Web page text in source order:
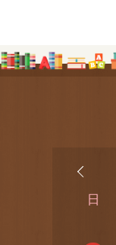
日